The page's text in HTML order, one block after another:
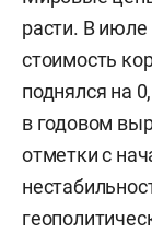
расти. В
стоимость
поднялся на
в годовом
отметки с